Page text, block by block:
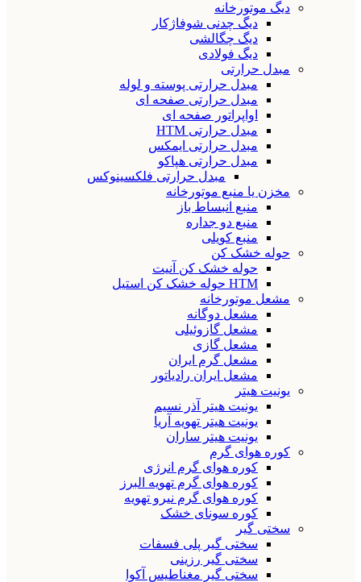
دیگ موتورخانه
دیگ چدنی شوفاژکار
دیگ چگالشی
دیگ فولادی
مبدل حرارتی
مبدل حرارتی پوسته و لوله
مبدل حرارتی صفحه ای
اواپراتور صفحه ای
مبدل حرارتی HTM
مبدل حرارتی ایمکس
مبدل حرارتی هپاکو
مبدل حرارتی فلکسینوکس
مخزن یا منبع موتورخانه
منبع انبساط باز
منبع دو جداره
منبع کویلی
حوله خشک کن
حوله خشک کن آنیت
HTM حوله خشک کن استیل
مشعل موتورخانه
مشعل دوگانه
مشعل گازوئیلی
مشعل گازی
مشعل گرم ایران
مشعل ایران رادیاتور
یونیت هیتر
یونیت هیتر آذر نسیم
یونیت هیتر تهویه آریا
یونیت هیتر ساران
کوره هوای گرم
کوره هوای گرم انرژی
کوره هوای گرم تهویه البرز
کوره هوای گرم نیرو تهویه
کوره سونای خشک
سختی گیر
سختی گیر پلی فسفات
سختی گیر رزینی
سختی گیر مغناطیس آکوا